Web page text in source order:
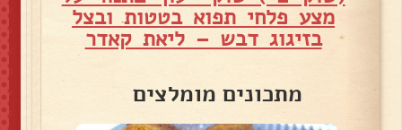
מצע פלחי תפוא בטטות ובצל
בזיגוג דבש – ליאת קאדר
מתכונים מומלצים